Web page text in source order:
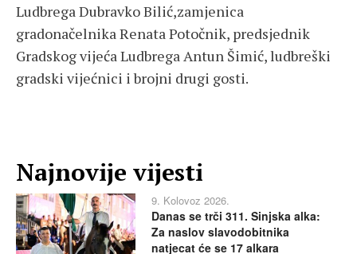
Ludbrega Dubravko Bilić,zamjenica
gradonačelnika Renata Potočnik, predsjednik
Gradskog vijeća Ludbrega Antun Šimić, ludbreški
gradski vijećnici i brojni drugi gosti.
Najnovije vijesti
9. Kolovoz 2026.
Danas se trči 311. Sinjska alka:
Za naslov slavodobitnika
natjecat će se 17 alkara